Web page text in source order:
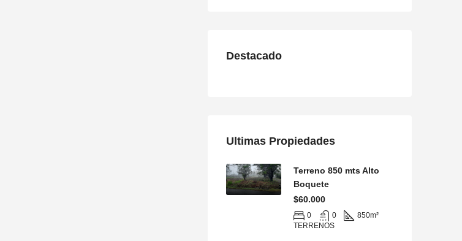
Destacado
Ultimas Propiedades
Terreno 850 mts Alto
Boquete
$60.000
0 0 850m²
TERRENOS